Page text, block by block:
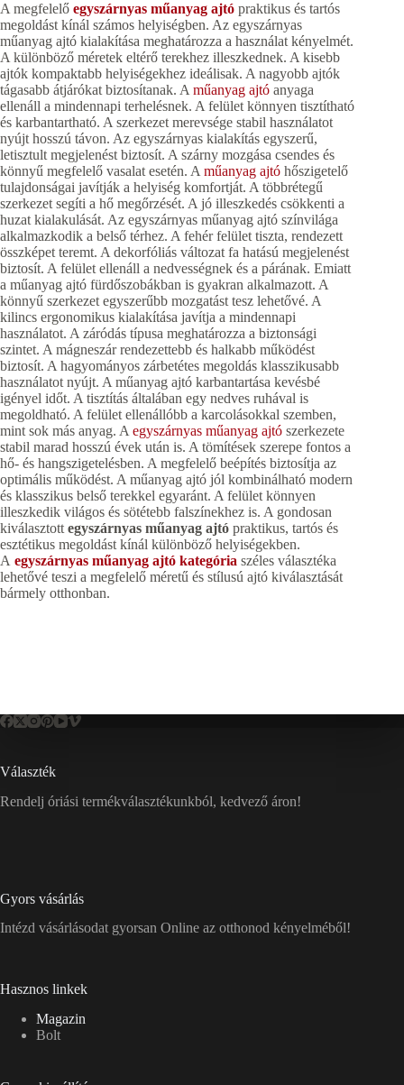
A megfelelő egyszárnyas műanyag ajtó praktikus és tartós
megoldást kínál számos helyiségben. Az egyszárnyas
műanyag ajtó kialakítása meghatározza a használat kényelmét.
A különböző méretek eltérő terekhez illeszkednek. A kisebb
ajtók kompaktabb helyiségekhez ideálisak. A nagyobb ajtók
tágasabb átjárókat biztosítanak. Aműanyag ajtó anyaga
ellenáll a mindennapi terhelésnek. A felület könnyen tisztítható
és karbantartható. A szerkezet merevsége stabil használatot
nyújt hosszú távon. Az egyszárnyas kialakítás egyszerű,
letisztult megjelenést biztosít. A szárny mozgása csendes és
könnyű megfelelő vasalat esetén. Aműanyag ajtó hőszigetelő
tulajdonságai javítják a helyiség komfortját. A többrétegű
szerkezet segíti a hő megőrzését. A jó illeszkedés csökkenti a
huzat kialakulását. Az egyszárnyas műanyag ajtó színvilága
alkalmazkodik a belső térhez. A fehér felület tiszta, rendezett
összképet teremt. A dekorfóliás változat fa hatású megjelenést
biztosít. A felület ellenáll a nedvességnek és a párának. Emiatt
a műanyag ajtó fürdőszobákban is gyakran alkalmazott. A
könnyű szerkezet egyszerűbb mozgatást tesz lehetővé. A
kilincs ergonomikus kialakítása javítja a mindennapi
használatot. A záródás típusa meghatározza a biztonsági
szintet. A mágneszár rendezettebb és halkabb működést
biztosít. A hagyományos zárbetétes megoldás klasszikusabb
használatot nyújt. A műanyag ajtó karbantartása kevésbé
igényel időt. A tisztítás általában egy nedves ruhával is
megoldható. A felület ellenállóbb a karcolásokkal szemben,
mint sok más anyag. Aegyszárnyas műanyag ajtó szerkezete
stabil marad hosszú évek után is. A tömítések szerepe fontos a
hő- és hangszigetelésben. A megfelelő beépítés biztosítja az
optimális működést. A műanyag ajtó jól kombinálható modern
és klasszikus belső terekkel egyaránt. A felület könnyen
illeszkedik világos és sötétebb falszínekhez is. A gondosan
kiválasztottegyszárnyas műanyag ajtó praktikus, tartós és
esztétikus megoldást kínál különböző helyiségekben.
A egyszárnyas műanyag ajtó kategória széles választéka
lehetővé teszi a megfelelő méretű és stílusú ajtó kiválasztását
bármely otthonban.
Választék
Rendelj óriási termékválasztékunkból, kedvező áron!
Gyors vásárlás
Intézd vásárlásodat gyorsan Online az otthonod kényelméből!
Hasznos linkek
Magazin
Bolt